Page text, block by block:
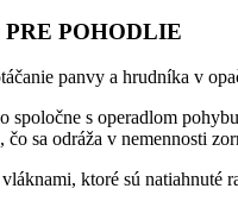
POHODLIE
panvy a hrudníka v
spoločne s operadlom
sa odráža v nemennosti
ktoré sú